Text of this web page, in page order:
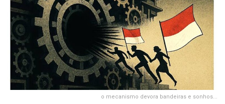
o mecanismo devora bandeiras e sonhos...